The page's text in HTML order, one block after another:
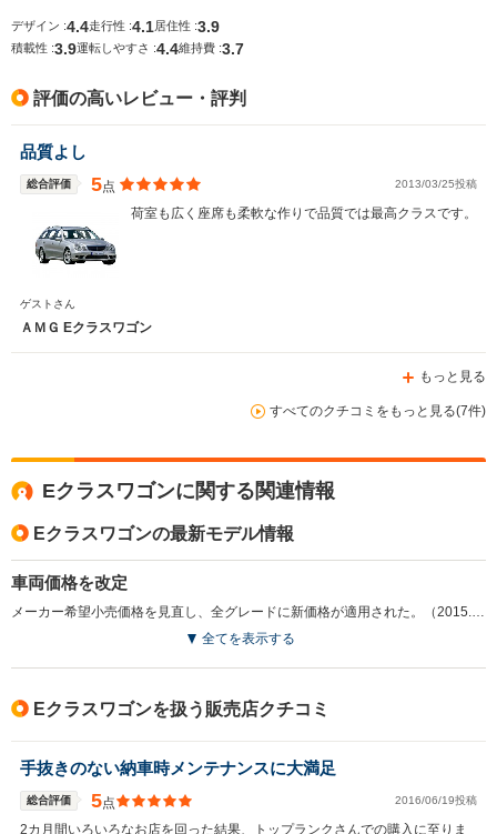
デザイン :4.4走行性 :4.1居住性 :3.9
積載性 :3.9運転しやすさ :4.4維持費 :3.7
評価の高いレビュー・評判
品質よし
総合評価 5点 2013/03/25投稿
荷室も広く座席も柔軟な作りで品質では最高クラスです。
ゲストさん
ＡＭＧ Eクラスワゴン
もっと見る
すべてのクチコミをもっと見る(7件)
Eクラスワゴンに関する関連情報
Eクラスワゴンの最新モデル情報
車両価格を改定
メーカー希望小売価格を見直し、全グレードに新価格が適用された。（2015.4）
全てを表示する
Eクラスワゴンを扱う販売店クチコミ
手抜きのない納車時メンテナンスに大満足
総合評価 5点 2016/06/19投稿
2カ月間いろいろなお店を回った結果、トップランクさんでの購入に至りま